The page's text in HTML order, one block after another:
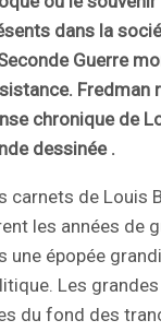
dans la
Guerre
chronique de
dessinée .
carnets de Louis
les années de
une épopée
Les
du fond des